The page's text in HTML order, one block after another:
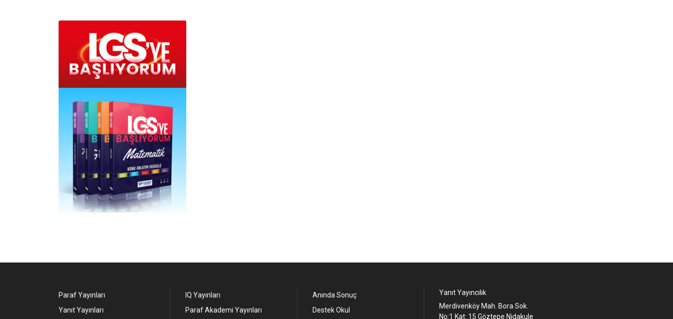
Paraf Yayınları
Yanıt Yayınları
IQ Yayınları
Paraf Akademi Yayınları
Anında Sonuç
Destek Okul
Yanıt Yayıncılık
Merdivenköy Mah. Bora Sok.
No:1 Kat: 15 Göztepe Nidakule